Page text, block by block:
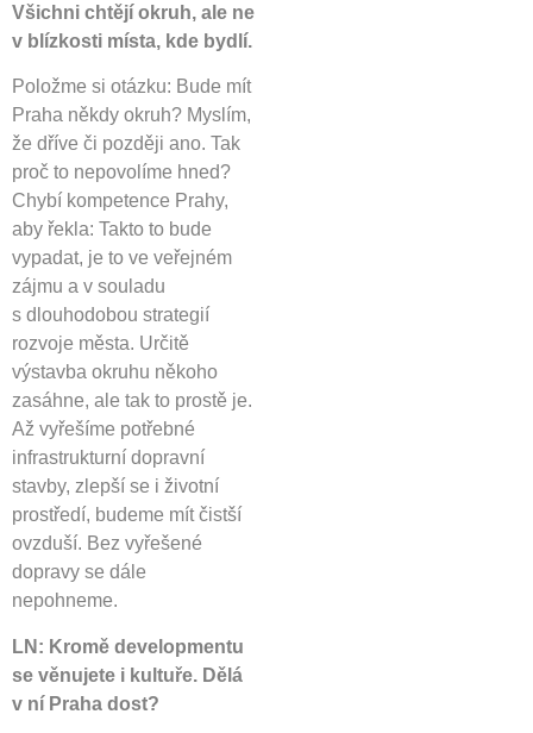
Všichni chtějí okruh, ale ne
v blízkosti místa, kde bydlí.
Položme si otázku: Bude mít
Praha někdy okruh? Myslím,
že dříve či později ano. Tak
proč to nepovolíme hned?
Chybí kompetence Prahy,
aby řekla: Takto to bude
vypadat, je to ve veřejném
zájmu a v souladu
s dlouhodobou strategií
rozvoje města. Určitě
výstavba okruhu někoho
zasáhne, ale tak to prostě je.
Až vyřešíme potřebné
infrastrukturní dopravní
stavby, zlepší se i životní
prostředí, budeme mít čistší
ovzduší. Bez vyřešené
dopravy se dále
nepohneme.
LN: Kromě developmentu
se věnujete i kultuře. Dělá
v ní Praha dost?